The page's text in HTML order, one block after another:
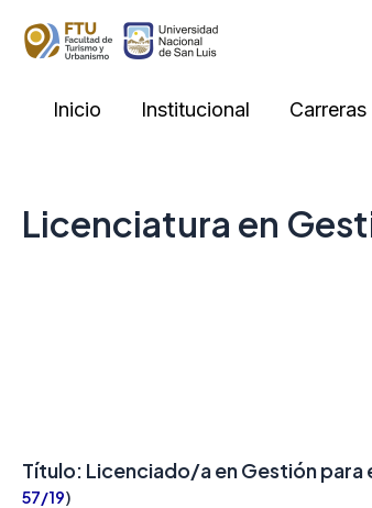
Inicio
Institucional Carreras
Licenciatura en
Título: Licenciado/a en Gestión para
57/19)